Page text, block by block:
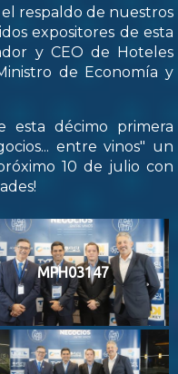
respaldo de nuestros
expositores de esta
y CEO de Hoteles
de Economía y
esta décimo primera
entre vinos" un
10 de julio con
MPH03147